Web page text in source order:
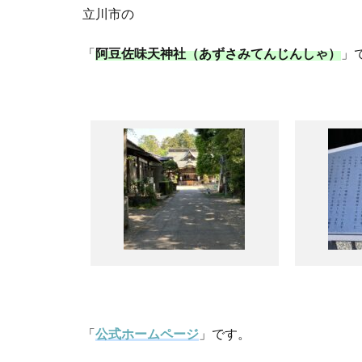
立川市の
「阿豆佐味天神社（あずさみてんじんしゃ） 」
「公式ホームページ 」です。